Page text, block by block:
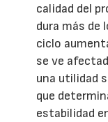
calidad del
dura más de
ciclo
se ve
una utilidad
que
estabilidad